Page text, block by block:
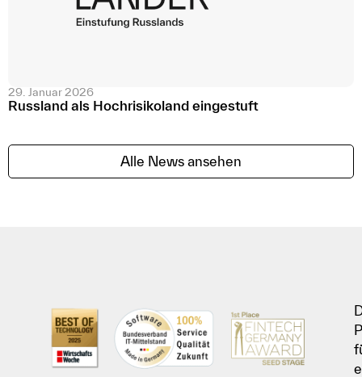
29. Januar 2026
Russland als Hochrisikoland eingestuft
Alle News ansehen